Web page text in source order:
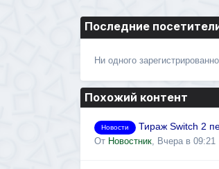
Последние
Ни одного
Похожий контент
Новости
Тираж Switch 2
От Новостник, Вчера в 09:21